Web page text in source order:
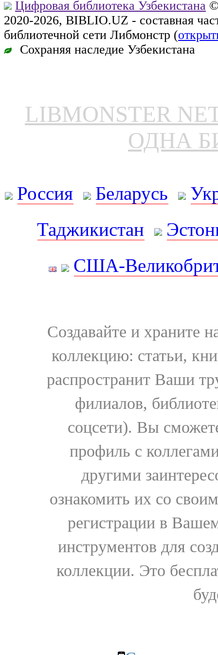
Цифровая библиотека Узбекистана
2020-2026, BIBLIO.UZ - составная
библиотечной сети Либмонстр (
Сохраняя наследие Узбекистана
LIBMONSTER
ОДНА
Россия Беларусь
Таджикистан
США-
Создавайте и храните
коллекцию: статьи,
распространит Ваши
филиалов,
соцсети). Вы
профиль с
другими
ознакомить их со
регистрации в
инструментов для
коллекции. Это